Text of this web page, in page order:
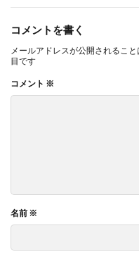
コメントを書く
メールアドレスが公開されること
目です
コメント ※
名前 ※